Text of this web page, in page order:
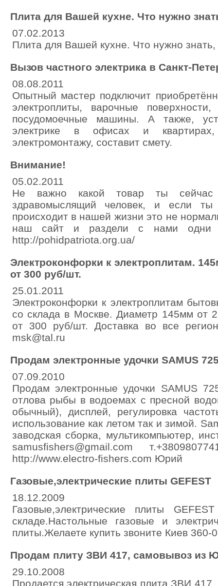
Плита для Вашей кухне. Что нужно
07.02.2013
Плита для Вашей кухне. Что нужно знать,
Вызов частного электрика в Санкт-
08.08.2011
Опытный мастер подключит
электроплиты, варочные
посудомоечные машины. А также,
электрике в офисах и
электромонтажу, составит смету.
Внимание!
05.02.2011
Не важно какой товар ты
здравомыслящий человек, и если
происходит в нашей жизни это не
наш сайт и раздели с нами одни
http://pohidpatriota.org.ua/
Электроконфорки к электроплитам.
от 300 руб/шт.
25.01.2011
Электроконфорки к электроплитам
со склада в Москве. Диаметр 145мм от
от 300 руб/шт. Доставка во все
msk@tal.ru
Продам электронные удочки SAMUS
07.09.2010
Продам электронные удочки SAMUS
отлова рыбы в водоемах с пресной
обычный), дисплей, регулировка
использование как летом так и зимой.
заводская сборка, мультикомпьютер,
samusfishers@gmail.com
http://www.electro-fishers.com Юрий
Газовые,электрические плиты GEFEST
18.12.2009
Газовые,электрические плиты
складе.Настольные газовые и
плиты.Желаете купить звоните Киев 360-
Продам плиту ЗВИ 417, самовывоз из
29.10.2008
Продается электрическая плита ЗВИ